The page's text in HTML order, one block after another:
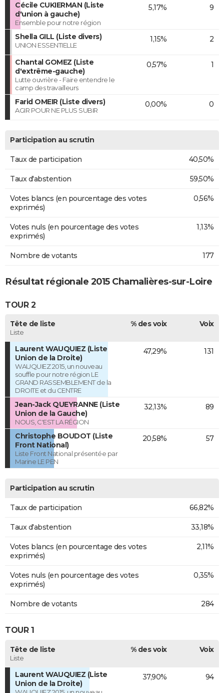
Cécile CUKIERMAN (Liste
d'union à gauche)
Ensemble pour notre région
5,17% 9
Shella GILL (Liste divers)
UNION ESSENTIELLE
1,15% 2
Chantal GOMEZ (Liste
d'extrême-gauche)
Lutte ouvrière - Faire entendre le
camp des travailleurs
0,57% 1
Farid OMEIR (Liste divers)
AGIR POUR NE PLUS SUBIR
0,00% 0
Participation au scrutin
Taux de participation 40,50%
Taux d'abstention 59,50%
Votes blancs (en pourcentage des votes
exprimés)
0,56%
Votes nuls (en pourcentage des votes
exprimés)
1,13%
Nombre de votants 177
Résultat régionale 2015 Chamalières-sur-Loire
TOUR 2
Tête de liste
Liste
% des voix Voix
Laurent WAUQUIEZ (Liste
Union de la Droite)
WAUQUIEZ 2015, un nouveau
souffle pour notre région LE
GRAND RASSEMBLEMENT de la
DROITE et du CENTRE
47,29% 131
Jean-Jack QUEYRANNE (Liste
Union de la Gauche)
NOUS, C'EST LA RÉGION
32,13% 89
Christophe BOUDOT (Liste
Front National)
Liste Front National présentée par
Marine LE PEN
20,58% 57
Participation au scrutin
Taux de participation 66,82%
Taux d'abstention 33,18%
Votes blancs (en pourcentage des votes
exprimés)
2,11%
Votes nuls (en pourcentage des votes
exprimés)
0,35%
Nombre de votants 284
TOUR 1
Tête de liste
Liste
% des voix Voix
Laurent WAUQUIEZ (Liste
Union de la Droite)
37,90% 94